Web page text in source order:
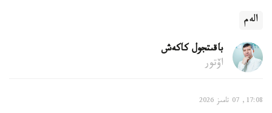
الەم
باقىتجول كاكەش
اۆتور
17:08, 07 تامىز 2026